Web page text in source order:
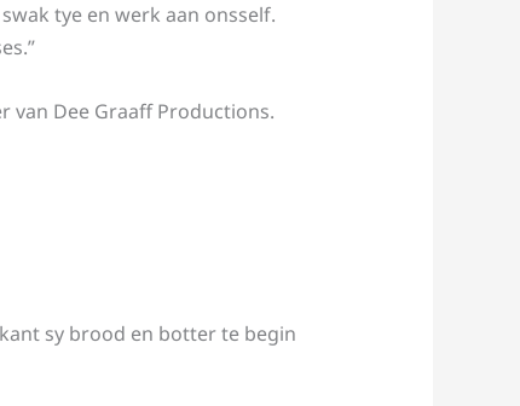
tye en werk aan onsself.
van Dee Graaff Productions.
sy brood en botter te begin